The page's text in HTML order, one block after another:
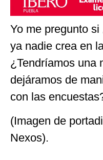
Yo me pregunto
ya nadie crea en
¿Tendríamos una
dejáramos de
con las
(Imagen de
Nexos).